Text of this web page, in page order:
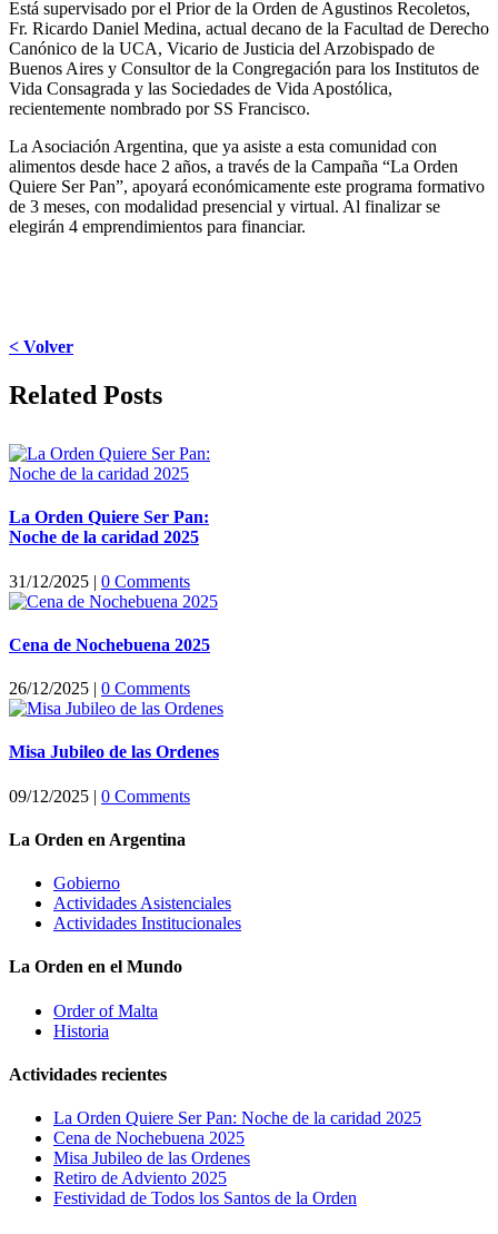
Está supervisado por el Prior de la Orden de Agustinos Recoletos,
Fr. Ricardo Daniel Medina, actual decano de la Facultad de Derecho
Canónico de la UCA, Vicario de Justicia del Arzobispado de
Buenos Aires y Consultor de la Congregación para los Institutos de
Vida Consagrada y las Sociedades de Vida Apostólica,
recientemente nombrado por SS Francisco.
La Asociación Argentina, que ya asiste a esta comunidad con
alimentos desde hace 2 años, a través de la Campaña “La Orden
Quiere Ser Pan”, apoyará económicamente este programa formativo
de 3 meses, con modalidad presencial y virtual. Al finalizar se
elegirán 4 emprendimientos para financiar.
< Volver
Facebook
X
LinkedIn
WhatsApp
Pinterest
Email
Related Posts
La Orden Quiere Ser Pan:
Noche de la caridad 2025
31/12/2025 | 0 Comments
Cena de Nochebuena 2025
26/12/2025 | 0 Comments
Misa Jubileo de las Ordenes
09/12/2025 | 0 Comments
La Orden en Argentina
Gobierno
Actividades Asistenciales
Actividades Institucionales
La Orden en el Mundo
Order of Malta
Historia
Actividades recientes
La Orden Quiere Ser Pan: Noche de la caridad 2025
Cena de Nochebuena 2025
Misa Jubileo de las Ordenes
Retiro de Adviento 2025
Festividad de Todos los Santos de la Orden